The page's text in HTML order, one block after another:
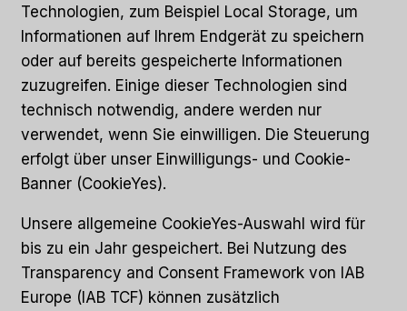
Technologien, zum Beispiel Local Storage, um
Informationen auf Ihrem Endgerät zu speichern
oder auf bereits gespeicherte Informationen
zuzugreifen. Einige dieser Technologien sind
technisch notwendig, andere werden nur
verwendet, wenn Sie einwilligen. Die Steuerung
erfolgt über unser Einwilligungs- und Cookie-
Banner (CookieYes).
Unsere allgemeine CookieYes-Auswahl wird für
bis zu ein Jahr gespeichert. Bei Nutzung des
Transparency and Consent Framework von IAB
Europe (IAB TCF) können zusätzlich